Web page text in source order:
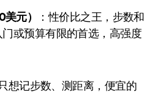
元）
：性价比之王，步数和
或预算有限的首选，高强度
想记步数、测距离，便宜的